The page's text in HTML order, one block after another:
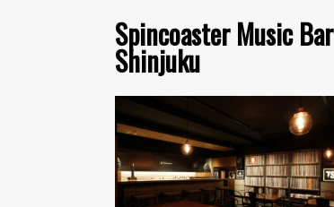
Spincoaster Music Bar
Shinjuku